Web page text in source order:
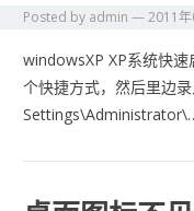
Posted by admin —2011
windowsXP XP系统快速
个快捷方式，然后里边